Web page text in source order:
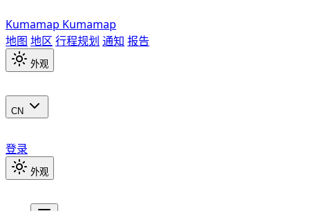
Kumamap Kumamap
地图 地区 行程规划 通知 报告
外观
CN
登录
外观